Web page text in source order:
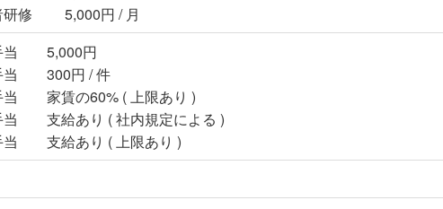
研修 5,000円 / 月
当 5,000円
当 300円 / 件
当 家賃の60% ( 上限あり )
当 支給あり ( 社内規定による )
当 支給あり ( 上限あり )